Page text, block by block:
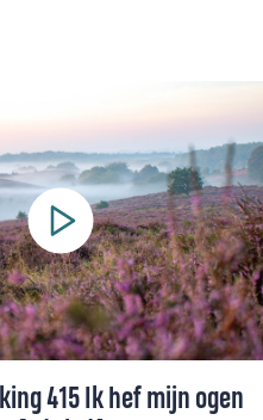
415 Ik hef mijn ogen